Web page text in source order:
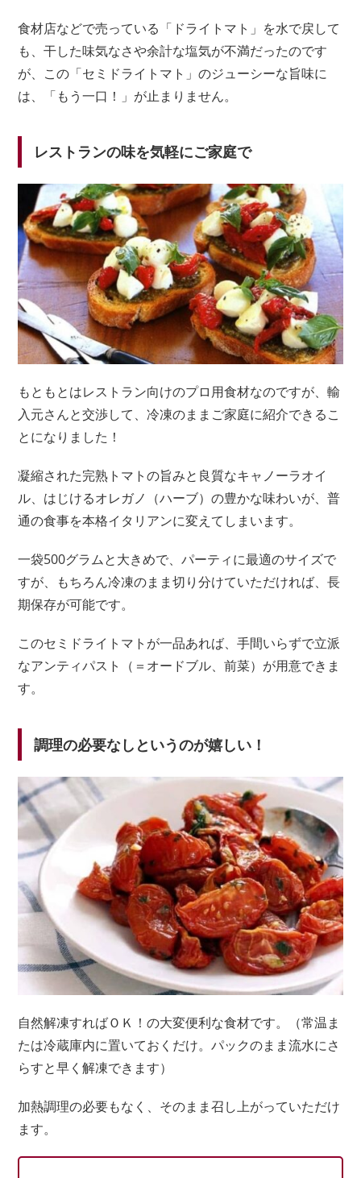
食材店などで売っている「ドライトマト」を水で戻して
も、干した味気なさや余計な塩気が不満だったのです
が、この「セミドライトマト」のジューシーな旨味に
は、「もう一口！」が止まりません。
レストランの味を気軽にご家庭で
もともとはレストラン向けのプロ用食材なのですが、輸
入元さんと交渉して、冷凍のままご家庭に紹介できるこ
とになりました！
凝縮された完熟トマトの旨みと良質なキャノーラオイ
ル、はじけるオレガノ（ハーブ）の豊かな味わいが、普
通の食事を本格イタリアンに変えてしまいます。
一袋500グラムと大きめで、パーティに最適のサイズで
すが、もちろん冷凍のまま切り分けていただければ、長
期保存が可能です。
このセミドライトマトが一品あれば、手間いらずで立派
なアンティパスト（＝オードブル、前菜）が用意できま
す。
調理の必要なしというのが嬉しい！
自然解凍すればＯＫ！の大変便利な食材です。（常温ま
たは冷蔵庫内に置いておくだけ。パックのまま流水にさ
らすと早く解凍できます）
加熱調理の必要もなく、そのまま召し上がっていただけ
ます。